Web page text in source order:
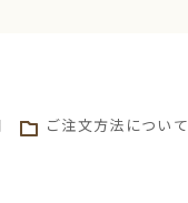
ご注文方法について